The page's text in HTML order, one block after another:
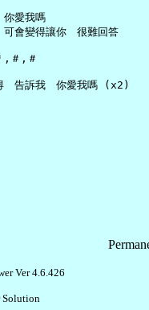
愛我嗎
會變得讓你　很難回答
＃,＃
Ver 4.6.426
Solution